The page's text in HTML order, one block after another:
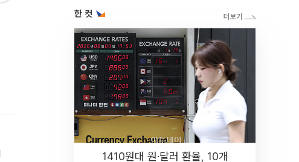
한 컷
1410원대 원·달러 환율, 10개